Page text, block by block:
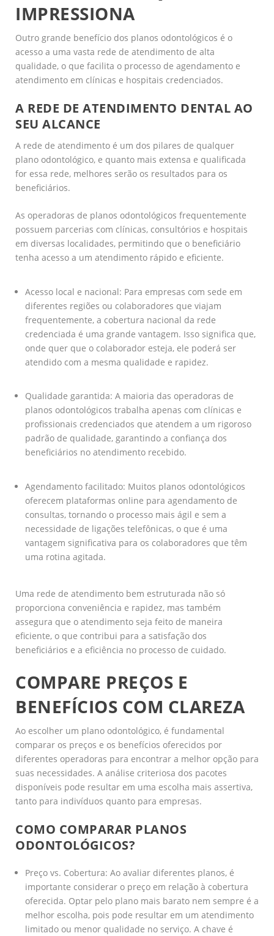
IMPRESSIONA
Outro grande benefício dos planos odontológicos é o
acesso a uma vasta rede de atendimento de alta
qualidade, o que facilita o processo de agendamento e
atendimento em clínicas e hospitais credenciados.
A REDE DE ATENDIMENTO DENTAL AO
SEU ALCANCE
A rede de atendimento é um dos pilares de qualquer
plano odontológico, e quanto mais extensa e qualificada
for essa rede, melhores serão os resultados para os
beneficiários.
As operadoras de planos odontológicos frequentemente
possuem parcerias com clínicas, consultórios e hospitais
em diversas localidades, permitindo que o beneficiário
tenha acesso a um atendimento rápido e eficiente.
Acesso local e nacional: Para empresas com sede em
diferentes regiões ou colaboradores que viajam
frequentemente, a cobertura nacional da rede
credenciada é uma grande vantagem. Isso significa que,
onde quer que o colaborador esteja, ele poderá ser
atendido com a mesma qualidade e rapidez.
Qualidade garantida: A maioria das operadoras de
planos odontológicos trabalha apenas com clínicas e
profissionais credenciados que atendem a um rigoroso
padrão de qualidade, garantindo a confiança dos
beneficiários no atendimento recebido.
Agendamento facilitado: Muitos planos odontológicos
oferecem plataformas online para agendamento de
consultas, tornando o processo mais ágil e sem a
necessidade de ligações telefônicas, o que é uma
vantagem significativa para os colaboradores que têm
uma rotina agitada.
Uma rede de atendimento bem estruturada não só
proporciona conveniência e rapidez, mas também
assegura que o atendimento seja feito de maneira
eficiente, o que contribui para a satisfação dos
beneficiários e a eficiência no processo de cuidado.
COMPARE PREÇOS E
BENEFÍCIOS COM CLAREZA
Ao escolher um plano odontológico, é fundamental
comparar os preços e os benefícios oferecidos por
diferentes operadoras para encontrar a melhor opção para
suas necessidades. A análise criteriosa dos pacotes
disponíveis pode resultar em uma escolha mais assertiva,
tanto para indivíduos quanto para empresas.
COMO COMPARAR PLANOS
ODONTOLÓGICOS?
Preço vs. Cobertura: Ao avaliar diferentes planos, é
importante considerar o preço em relação à cobertura
oferecida. Optar pelo plano mais barato nem sempre é a
melhor escolha, pois pode resultar em um atendimento
limitado ou menor qualidade no serviço. A chave é